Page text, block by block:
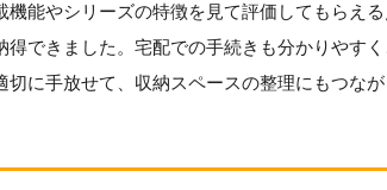
機能やシリーズの特徴を見て評価してもらえ
得できました。宅配での手続きも分かりやす
切に手放せて、収納スペースの整理にもつなが